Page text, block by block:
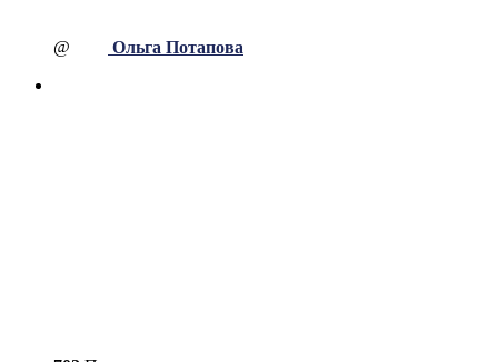
@ Ольга Потапова